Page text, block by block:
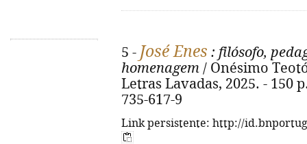
5 - José Enes : filósofo,
homenagem / Onésimo
Letras Lavadas, 2025. - 150
735-617-9
Link persistente: http://